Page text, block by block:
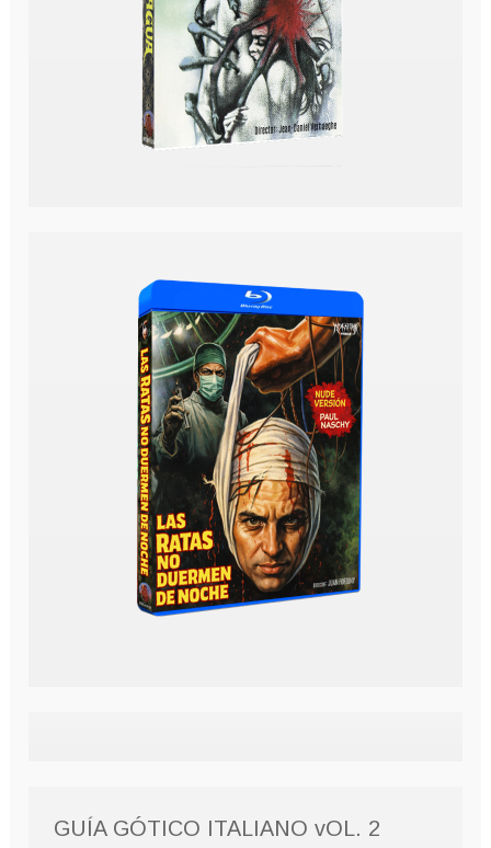
GUÍA GÓTICO ITALIANO vOL. 2